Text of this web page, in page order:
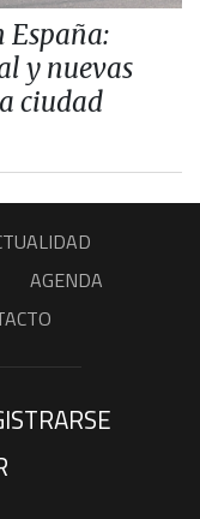
España:
y nuevas
ciudad
AGENDA